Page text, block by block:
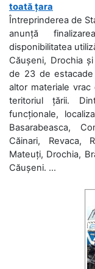
toată țara
Întreprinderea de
anunță
disponibilitatea
Căușeni, Drochia
de 23 de
altor materiale
teritoriul țării.
funcționale,
Basarabeasca,
Căinari, Revaca,
Mateuți, Drochia,
Căușeni. ...